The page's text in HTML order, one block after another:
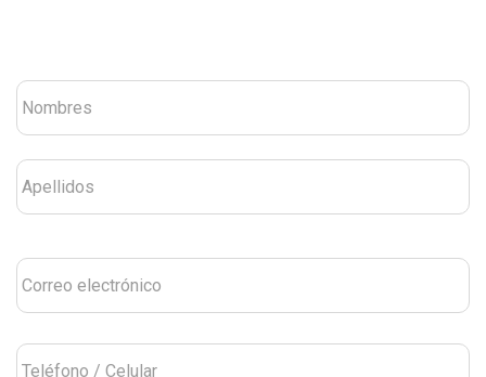
Nombre *
Correo
electrónico *
Teléfono
/